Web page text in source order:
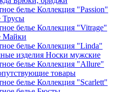
белье Коллекция "Passion"
Трусы
белье Коллекция "Vitrage"
Майки
белье Коллекция "Linda"
изделия Носки мужские
белье Коллекция "Allure"
товары
белье Коллекция "Scarlett"